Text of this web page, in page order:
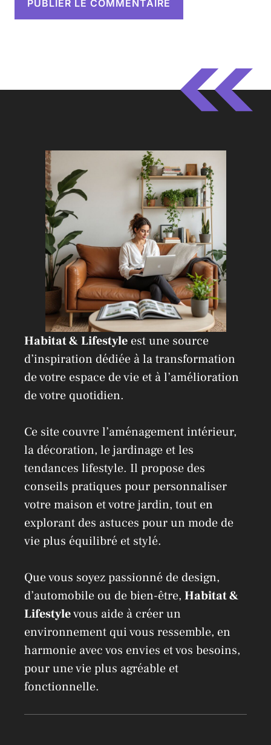
e
Habitat & Lifestyle est une source
d’inspiration dédiée à la transformation
de votre espace de vie et à l’amélioration
de votre quotidien.
Ce site couvre l’aménagement intérieur,
la décoration, le jardinage et les
tendances lifestyle. Il propose des
conseils pratiques pour personnaliser
votre maison et votre jardin, tout en
explorant des astuces pour un mode de
vie plus équilibré et stylé.
Que vous soyez passionné de design,
d’automobile ou de bien-être, Habitat &
Lifestylevous aide à créer un
environnement qui vous ressemble, en
harmonie avec vos envies et vos besoins,
pour une vie plus agréable et
fonctionnelle.